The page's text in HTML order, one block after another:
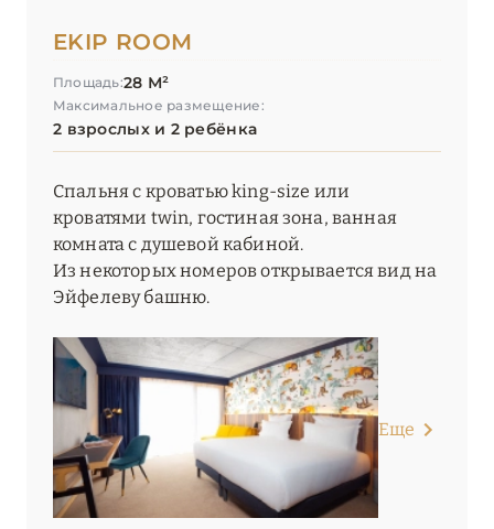
EKIP ROOM
Площадь:28 М²
Максимальное размещение:
2 взрослых и 2 ребёнка
Спальня с кроватью king-size или
кроватями twin, гостиная зона, ванная
комната с душевой кабиной.
Из некоторых номеров открывается вид на
Эйфелеву башню.
Еще